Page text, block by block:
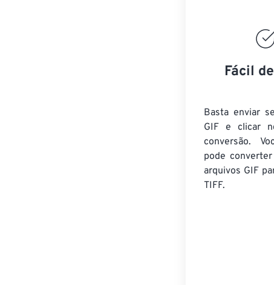
Fácil
Basta enviar
GIF e clicar
conversão.
pode
arquivos GIF
TIFF.